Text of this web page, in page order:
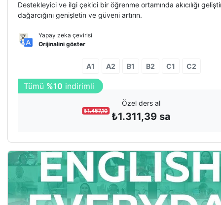
Destekleyici ve ilgi çekici bir öğrenme ortamında akıcılığı
dağarcığını genişletin ve güveni artırın.
Yapay zeka çevirisi
Orijinalini göster
A1 A2 B1 B2 C1 C2
Tümü %10 indirimli
Özel ders al
₺1.457,10 ₺1.311,39 sa